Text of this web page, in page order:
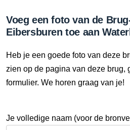
Voeg een foto van de
Eibersburen toe aan
Heb je een goede foto van deze
zien op de pagina van deze brug,
formulier. We horen graag van je!
Je volledige naam (voor de